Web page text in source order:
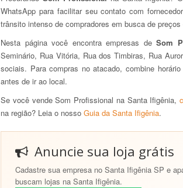
WhatsApp para facilitar seu contato com
trânsito intenso de compradores em busca de
Nesta página você encontra empresas deSom
Seminário, Rua Vitória, Rua dos Timbiras, Rua
sociais. Para compras no atacado, combine
antes de ir ao local.
Se você vende Som Profissional na Santa Ifigênia,
na região? Leia o nosso Guia da Santa Ifigênia.
Anuncie sua loja grátis
Cadastre sua empresa no Santa Ifigênia SP e
buscam lojas na Santa Ifigênia.